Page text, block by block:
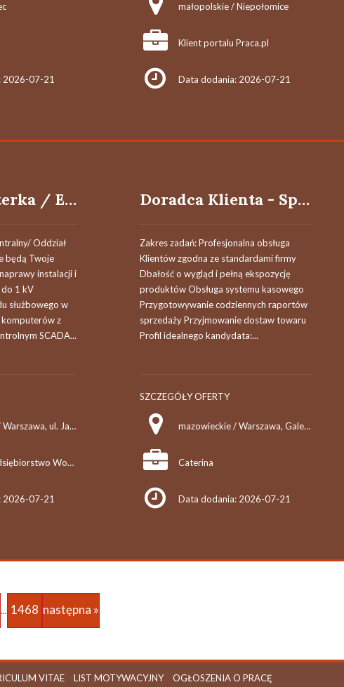
2026-07-21
małopolskie / Niepołomice
Klient portalu Praca.pl
Data dodania: 2026-07-21
Elektromonterka / Elektromonter w Oddziale Utrzymania Ruchu (k/m/n)
Oddział
będą Twoje
instalacji i
do 1 kV
służbowego w
komputerów z
SCADA...
mazowieckie / Warszawa, ul. Jagiellońska 65/67
Miejskie Przedsiębiorstwo Wodociągów i Kanalizacji w m.st. Warszawie S.A.
2026-07-21
Doradca Klienta - Sprzedawca w Salonie Odzieżowym
Zakres zadań: Profesjonalna obsługa
Klientów zgodna ze standardami firmy
Dbałość o wygląd i pełną ekspozycję
produktów Obsługa systemu kasowego
Przygotowywanie codziennych raportów
sprzedaży Przyjmowanie dostaw towaru
Profil idealnego kandydata:...
SZCZEGÓŁY OFERTY
mazowieckie / Warszawa, Galeria Mokotów
Caterina
Data dodania: 2026-07-21
... 1468 następna »
VITAE LIST MOTYWACYJNY OGŁOSZENIA O PRACĘ